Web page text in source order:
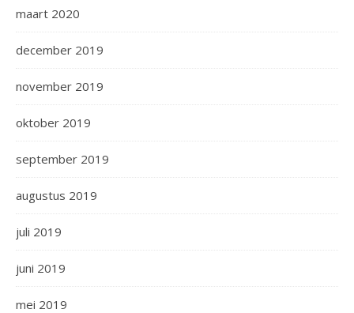
maart 2020
december 2019
november 2019
oktober 2019
september 2019
augustus 2019
juli 2019
juni 2019
mei 2019